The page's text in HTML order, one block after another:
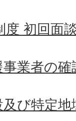
度 初回面
業者の
び特定